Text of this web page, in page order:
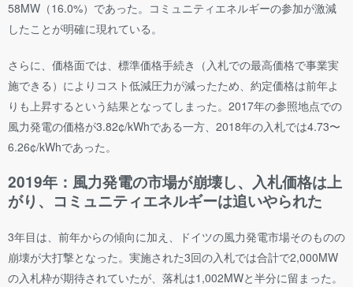
58MW（16.0%）であった。コミュニティエネルギーの参加が激減
したことが明確に現れている。
さらに、価格面では、標準価格手続き（入札での最高価格で事業実
施できる）によりコスト低減圧力が減ったため、約定価格は前年よ
りも上昇するという結果となってしまった。2017年の参照地点での
風力発電の価格が3.82¢/kWhである一方、2018年の入札では4.73〜
6.26¢/kWhであった。
2019年：風力発電の市場が崩壊し、入札価格は上
がり、コミュニティエネルギーは追いやられた
3年目は、前年からの傾向に加え、ドイツの風力発電市場そのものの
崩壊が大打撃となった。実施された3回の入札では合計で2,000MW
の入札枠が期待されていたが、落札は1,002MWと半分に留まった。